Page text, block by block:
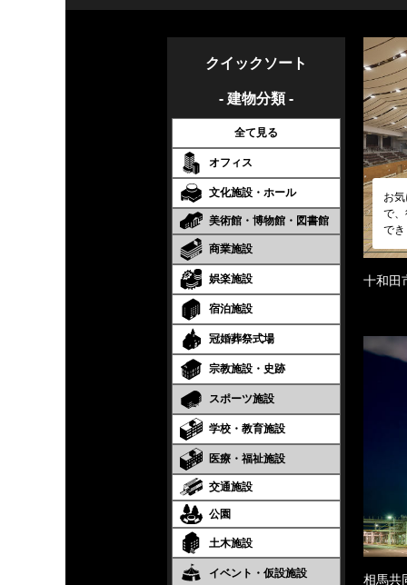
クイックソート
- 建物分類 -
全て見る
オフィス
文化施設・ホール
美術館・博物館・図書館
商業施設
娯楽施設
宿泊施設
冠婚葬祭式場
宗教施設・史跡
スポーツ施設
学校・教育施設
医療・福祉施設
交通施設
公園
土木施設
イベント・仮設施設
お
で
で
十和田
相馬共